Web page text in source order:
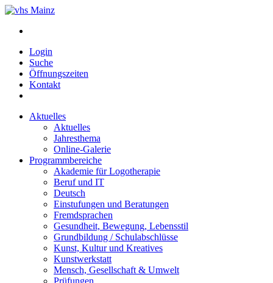
Login
Suche
Öffnungszeiten
Kontakt
Aktuelles
Aktuelles
Jahresthema
Online-Galerie
Programmbereiche
Akademie für Logotherapie
Beruf und IT
Deutsch
Einstufungen und Beratungen
Fremdsprachen
Gesundheit, Bewegung, Lebensstil
Grundbildung / Schulabschlüsse
Kunst, Kultur und Kreatives
Kunstwerkstatt
Mensch, Gesellschaft & Umwelt
Prüfungen